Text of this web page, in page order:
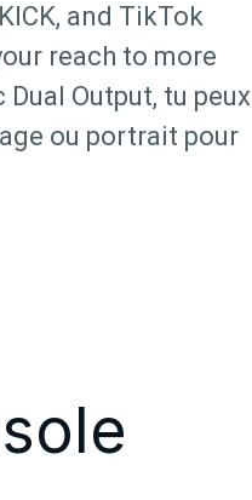
and TikTok
reach to more
Output, tu peux
ou portrait pour